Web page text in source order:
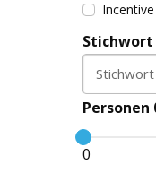
Stichwort
Stichwort
Personen
0